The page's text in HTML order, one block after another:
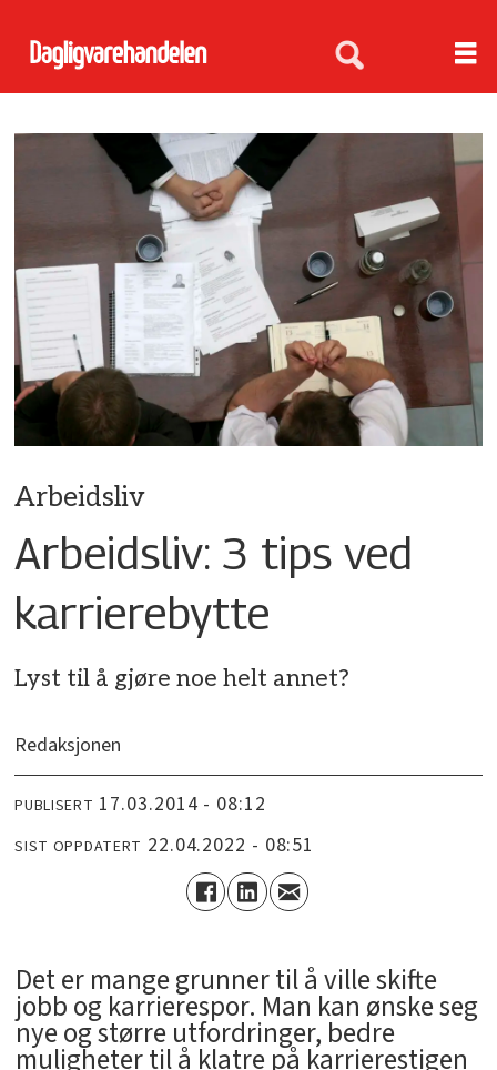
Arbeidsliv
Arbeidsliv: 3 tips ved
karrierebytte
Lyst til å gjøre noe helt annet?
Redaksjonen
PUBLISERT 17.03.2014 - 08:12
SIST OPPDATERT 22.04.2022 - 08:51
Det er mange grunner til å ville skifte
jobb og karrierespor. Man kan ønske seg
nye og større utfordringer, bedre
muligheter til å klatre på karrierestigen